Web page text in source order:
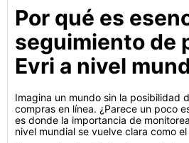
Por qué es
seguimiento de
Evri a nivel
Imagina un mundo sin la posibilidad
compras en línea. ¿Parece un poco
es donde la importancia de
nivel mundial se vuelve clara como